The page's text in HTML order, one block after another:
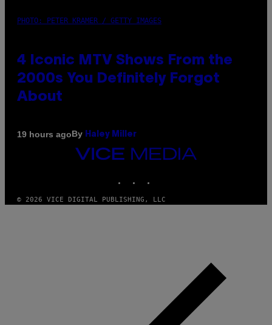
PHOTO: PETER KRAMER / GETTY IMAGES
4 Iconic MTV Shows From the
2000s You Definitely Forgot
About
19 hours agoBy Haley Miller
VICE
© 2026 VICE DIGITAL PUBLISHING, LLC